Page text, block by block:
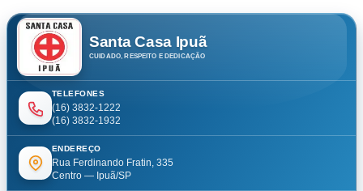
Santa Casa Ipuã
CUIDADO, RESPEITO E DEDICAÇÃO
TELEFONES
(16) 3832-1222
(16) 3832-1932
ENDEREÇO
Rua Ferdinando Fratin, 335
Centro — Ipuã/SP